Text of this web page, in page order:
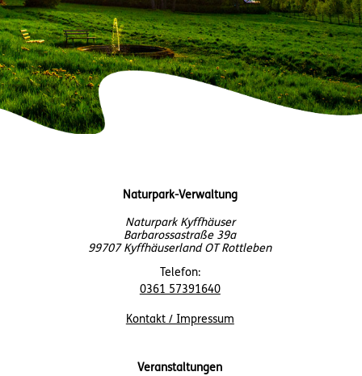
Naturpark-Verwaltung
Naturpark Kyffhäuser
Barbarossastraße 39a
99707 Kyffhäuserland OT Rottleben
Telefon:
0361 57391640
Kontakt / Impressum
Veranstaltungen